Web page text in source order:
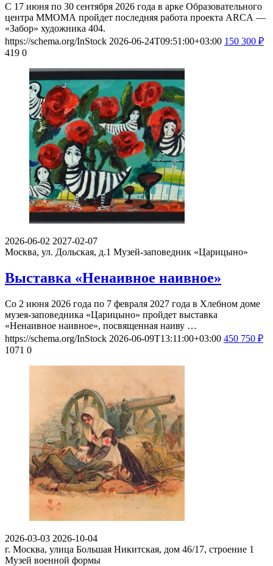
С 17 июня по 30 сентября 2026 года в арке Образовательного
центра ММОМА пройдет последняя работа проекта ARCA —
«Забор» художника 404.
https://schema.org/InStock 2026-06-24T09:51:00+03:00 150 300 ₽
419 0
2026-06-02 2027-02-07
Москва, ул. Дольская, д.1 Музей-заповедник «Царицыно»
Выставка «Ненаивное наивное»
Со 2 июня 2026 года по 7 февраля 2027 года в Хлебном доме
музея-заповедника «Царицыно» пройдет выставка
«Ненаивное наивное», посвященная наиву …
https://schema.org/InStock 2026-06-09T13:11:00+03:00 450 750 ₽
1071 0
2026-03-03 2026-10-04
г. Москва, улица Большая Никитская, дом 46/17, строение 1
Музей военной формы